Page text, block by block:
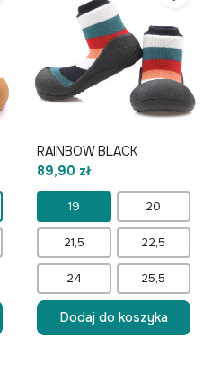
RAINBOW BLACK
89,90 zł
19 20
21,5 22,5
24 25,5
Dodaj do koszyka